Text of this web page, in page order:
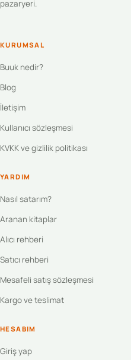
pazaryeri.
KURUMSAL
Buuk nedir?
Blog
İletişim
Kullanıcı sözleşmesi
KVKK ve gizlilik politikası
YARDIM
Nasıl satarım?
Aranan kitaplar
Alıcı rehberi
Satıcı rehberi
Mesafeli satış sözleşmesi
Kargo ve teslimat
HESABIM
Giriş yap